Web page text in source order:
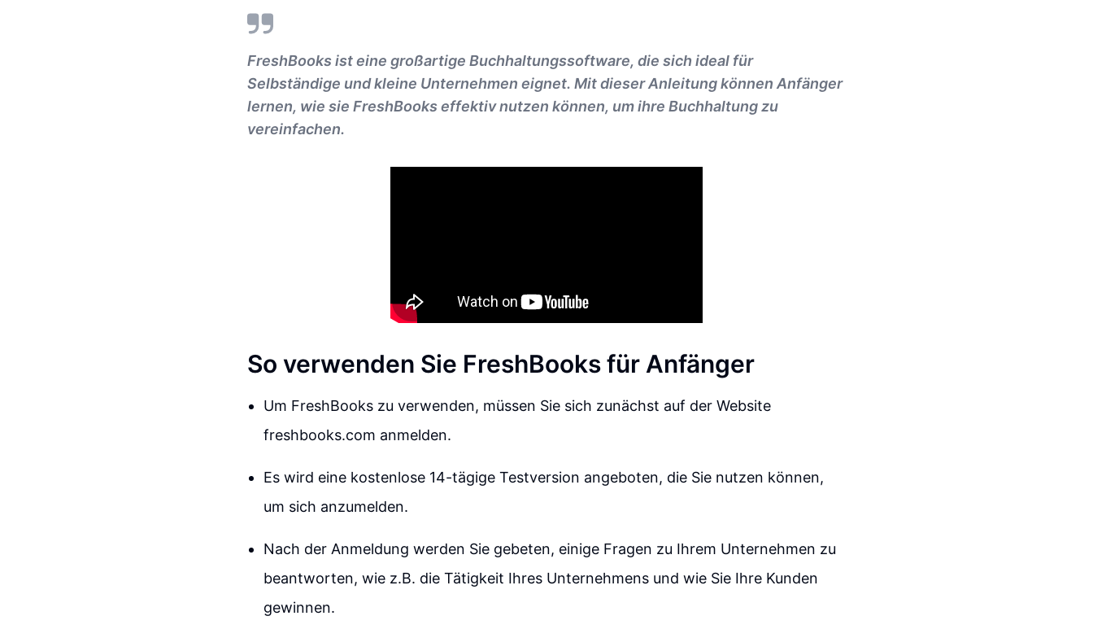
FreshBooks ist eine großartige Buchhaltungssoftware, die sich ideal für
Selbständige und kleine Unternehmen eignet. Mit dieser Anleitung können Anfänger
lernen, wie sie FreshBooks effektiv nutzen können, um ihre Buchhaltung zu
vereinfachen.
So verwenden Sie FreshBooks für Anfänger
Um FreshBooks zu verwenden, müssen Sie sich zunächst auf der Website
freshbooks.com anmelden.
Es wird eine kostenlose 14-tägige Testversion angeboten, die Sie nutzen können,
um sich anzumelden.
Nach der Anmeldung werden Sie gebeten, einige Fragen zu Ihrem Unternehmen zu
beantworten, wie z.B. die Tätigkeit Ihres Unternehmens und wie Sie Ihre Kunden
gewinnen.